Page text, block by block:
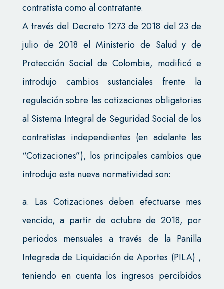
contratista como al contratante.
A través del Decreto 1273 de 2018 del 23 de
julio de 2018 el Ministerio de Salud y de
Protección Social de Colombia, modificó e
introdujo cambios sustanciales frente la
regulación sobre las cotizaciones obligatorias
al Sistema Integral de Seguridad Social de los
contratistas independientes (en adelante las
“Cotizaciones”), los principales cambios que
introdujo esta nueva normatividad son:
a. Las Cotizaciones deben efectuarse mes
vencido, a partir de octubre de 2018, por
periodos mensuales a través de la Panilla
Integrada de Liquidación de Aportes (PILA) ,
teniendo en cuenta los ingresos percibidos